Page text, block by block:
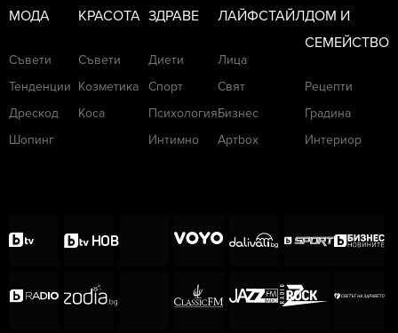
МОДА
Съвети
Тенденции
Дрескод
Шопинг
КРАСОТА
Съвети
Козметика
Коса
ЗДРАВЕ
Диети
Спорт
Психология
Интимно
ЛАЙФСТАЙЛ
Лица
Свят
Бизнес
Артbox
ДОМ И
СЕМЕЙСТВО
Рецепти
Градина
Интериор